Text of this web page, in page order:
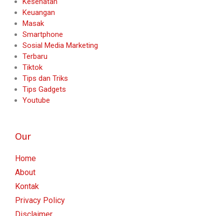
Keuangan
Masak
Smartphone
Sosial Media Marketing
Terbaru
Tiktok
Tips dan Triks
Tips Gadgets
Youtube
Our
Home
About
Kontak
Privacy Policy